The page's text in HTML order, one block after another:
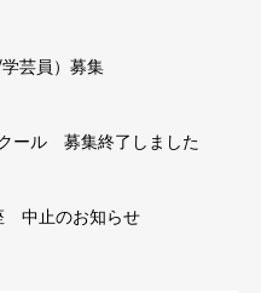
芸員）募集
ール 募集終了しました
中止のお知らせ